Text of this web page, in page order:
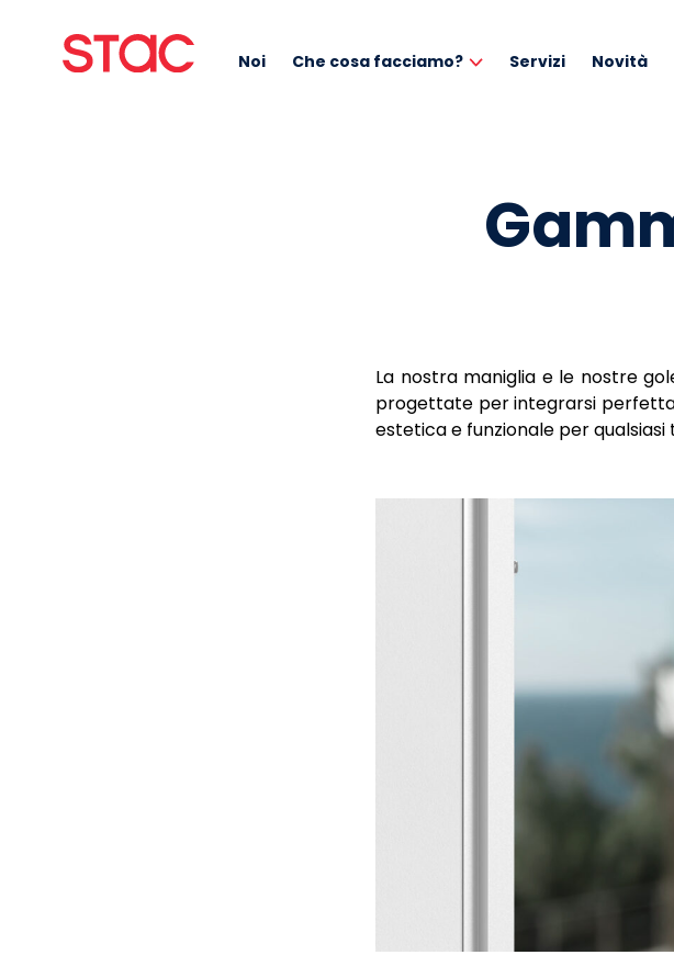
Noi Che cosa facciamo? Servizi Novità
La nostra maniglia e le nostre
progettate per integrarsi
estetica e funzionale per